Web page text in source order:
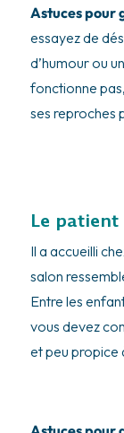
Astuces pour
essayez de
d’humour ou
fonctionne
ses reproches
Le patient
Il a accueilli
salon
Entre les
vous devez
et peu propice